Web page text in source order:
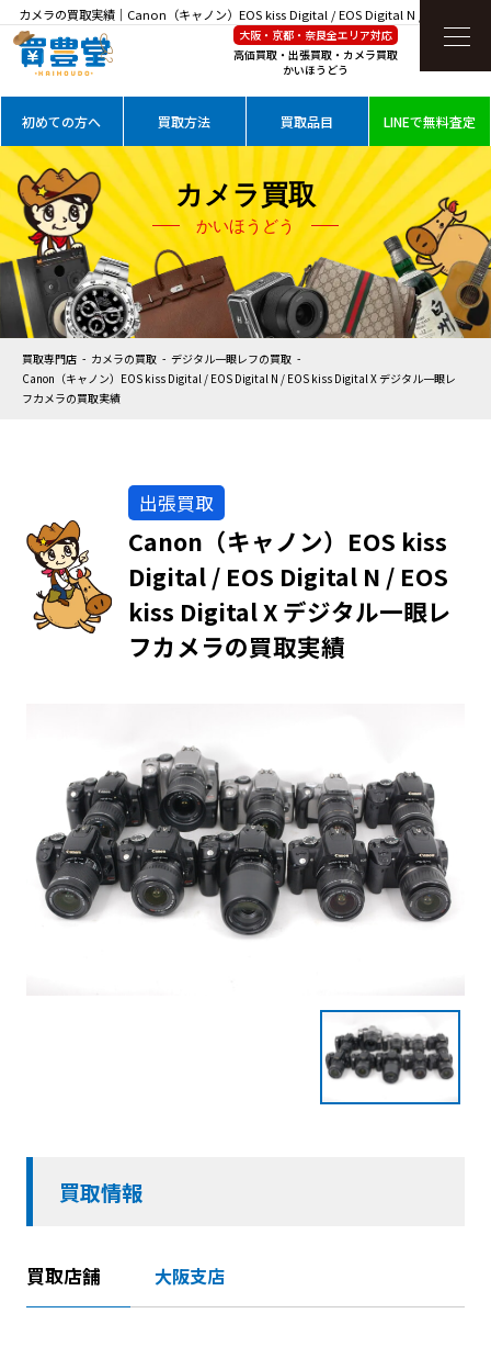
カメラの買取実績｜Canon（キャノン）EOS kiss Digital / EOS Digital N / EOS kiss
Digital X デジタル一眼レフカメラを高価買取大阪・京都・奈良全エリア対応
高価買取・出張買取・カメラ買取
かいほうどう
初めての方へ 買取方法 買取品目 LINEで無料査定
カメラ買取
かいほうどう
買取専門店 カメラの買取
デジタル一眼レフの買取
Canon（キャノン）EOS kiss Digital / EOS Digital N / EOS kiss Digital X デジタル一眼レ
フカメラの買取実績
出張買取
Canon（キャノン）EOS kiss
Digital / EOS Digital N / EOS
kiss Digital X デジタル一眼レ
フカメラの買取実績
買取情報
買取店舗 大阪支店